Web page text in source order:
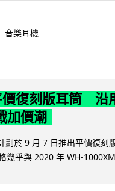
音樂耳機
價復刻版耳筒 沿
加價潮
劃於 9 月 7 日推出平價復刻
幾乎與 2020 年 WH-